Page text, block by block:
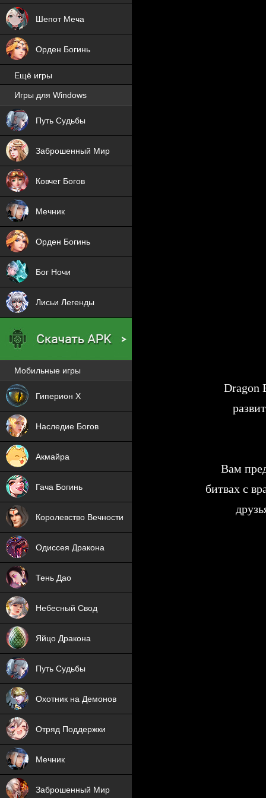
Dragon
Вам
битвах с
Шепот Меча
Орден Богинь
Ещё игры
Игры для Windows
Путь Судьбы
Заброшенный Мир
NEW
Ковчег Богов
Мечник
Орден Богинь
Бог Ночи
Лисьи Легенды
Мобильные игры
Гиперион Х
Наследие Богов
NEW
Акмайра
NEW
Гача Богинь
NEW
Королевство Вечности
NEW
Одиссея Дракона
NEW
Тень Дао
NEW
Небесный Свод
NEW
Яйцо Дракона
NEW
Путь Судьбы
NEW
Охотник на Демонов
ХИТ
Отряд Поддержки
ХИТ
Мечник
Заброшенный Мир
NEW